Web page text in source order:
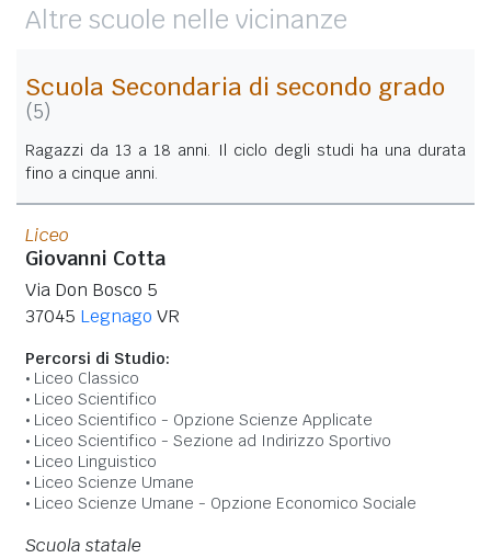
Altre scuole nelle vicinanze
Scuola Secondaria di secondo grado
(5)
Ragazzi da 13 a 18 anni. Il ciclo degli studi ha una durata
fino a cinque anni.
Liceo
Giovanni Cotta
Via Don Bosco 5
37045 Legnago VR
Percorsi di Studio:
Liceo Classico
Liceo Scientifico
Liceo Scientifico - Opzione Scienze Applicate
Liceo Scientifico - Sezione ad Indirizzo Sportivo
Liceo Linguistico
Liceo Scienze Umane
Liceo Scienze Umane - Opzione Economico Sociale
Scuola statale